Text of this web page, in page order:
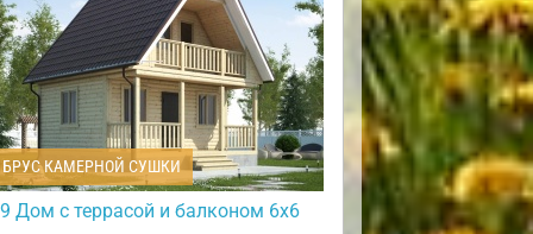
КАМЕРНОЙ СУШКИ
Дом с террасой и балконом 6х6